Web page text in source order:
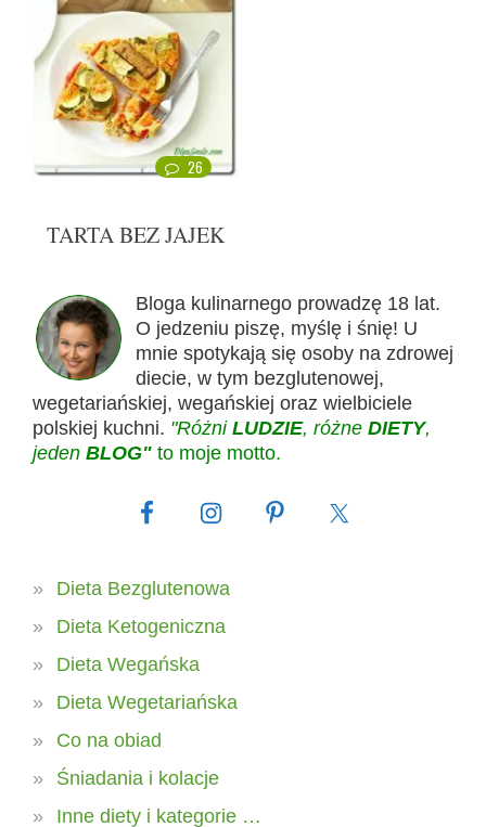
26
TARTA BEZ JAJEK
Bloga kulinarnego prowadzę 18 lat.
O jedzeniu piszę, myślę i śnię! U
mnie spotykają się osoby na zdrowej
diecie, w tym bezglutenowej,
wegetariańskiej, wegańskiej oraz wielbiciele
polskiej kuchni. "Różni LUDZIE, różne DIETY,
jeden BLOG" to moje motto.
Dieta Bezglutenowa
Dieta Ketogeniczna
Dieta Wegańska
Dieta Wegetariańska
Co na obiad
Śniadania i kolacje
Inne diety i kategorie …